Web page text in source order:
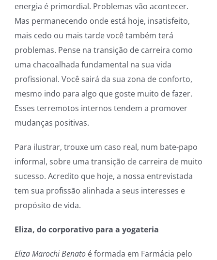
energia é primordial. Problemas vão acontecer.
Mas permanecendo onde está hoje, insatisfeito,
mais cedo ou mais tarde você também terá
problemas. Pense na transição de carreira como
uma chacoalhada fundamental na sua vida
profissional. Você sairá da sua zona de conforto,
mesmo indo para algo que goste muito de fazer.
Esses terremotos internos tendem a promover
mudanças positivas.
Para ilustrar, trouxe um caso real, num bate-papo
informal, sobre uma transição de carreira de muito
sucesso. Acredito que hoje, a nossa entrevistada
tem sua profissão alinhada a seus interesses e
propósito de vida.
Eliza, do corporativo para a yogateria
ElizaMarochiBenato é formada em Farmácia pelo